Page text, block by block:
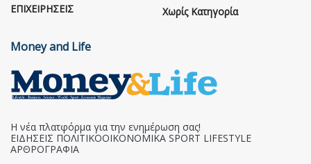
ΕΠΙΧΕΙΡΗΣΕΙΣ
Χωρίς Κατηγορία
Money and Life
Η νέα πλατφόρμα για την ενημέρωση σας!
ΕΙΔΗΣΕΙΣ ΠΟΛΙΤΙΚΟΟΙΚΟΝΟΜΙΚΑ SPORT LIFESTYLE
ΑΡΘΡΟΓΡΑΦΙΑ